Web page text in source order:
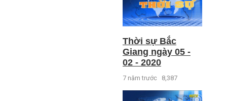
Thời sự Bắc
Giang ngày 05 -
02 - 2020
7 năm trước 8,387